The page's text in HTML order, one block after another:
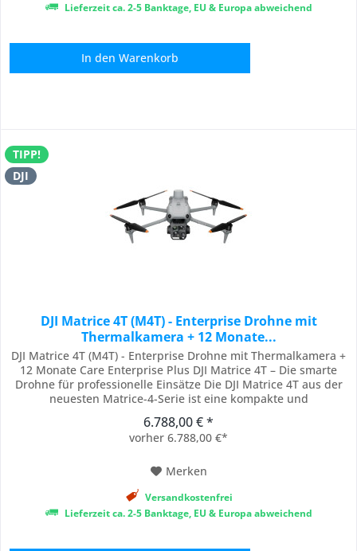
Lieferzeit ca. 2-5 Banktage, EU & Europa abweichend
In den Warenkorb
TIPP!
DJI
DJI Matrice 4T (M4T) - Enterprise Drohne mit
Thermalkamera + 12 Monate...
DJI Matrice 4T (M4T) - Enterprise Drohne mit Thermalkamera +
12 Monate Care Enterprise Plus DJI Matrice 4T – Die smarte
Drohne für professionelle Einsätze Die DJI Matrice 4T aus der
neuesten Matrice-4-Serie ist eine kompakte und
Einsatzszenarien entwickelt wurde. Mit ihrer intelligenten KI-
Unterstützung, hochmodernen...
6.788,00 € *
vorher 6.788,00 €*
Merken
Versandkostenfrei
Lieferzeit ca. 2-5 Banktage, EU & Europa abweichend